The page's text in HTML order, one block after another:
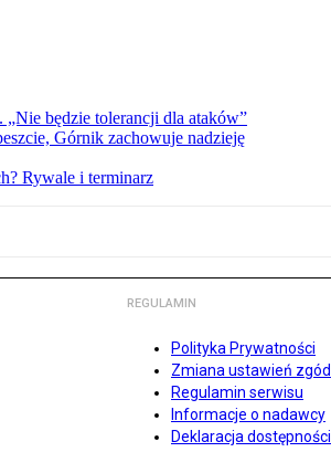
„Nie będzie tolerancji dla ataków”
Górnik zachowuje nadzieję
Rywale i terminarz
REGULAMIN
Polityka Prywatności
Zmiana ustawień zgód
Regulamin serwisu
Informacje o nadawcy
Deklaracja dostępności